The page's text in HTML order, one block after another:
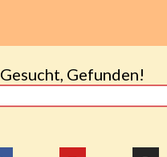
Gesucht, Gefunden!